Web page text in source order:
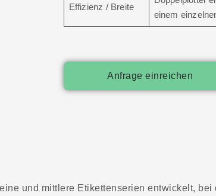
Effizienz / Breite
einem
Anfrage einreichen
und mittlere Etikettenserien entwickelt, bei